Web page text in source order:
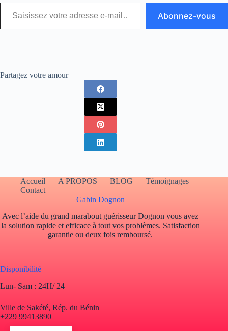
Abonnez-vous
Partagez votre amour
Accueil A PROPOS BLOG
Témoignages
Contact
Gabin Dognon
Avec l’aide du grand marabout guérisseur Dognon vous avez
la solution rapide et efficace à tout vos problèmes. Satisfaction
garantie ou deux fois remboursé.
Disponibilité
Lun- Sam : 24H/ 24
Ville de Sakété, Rép. du Bénin
+229 99413890